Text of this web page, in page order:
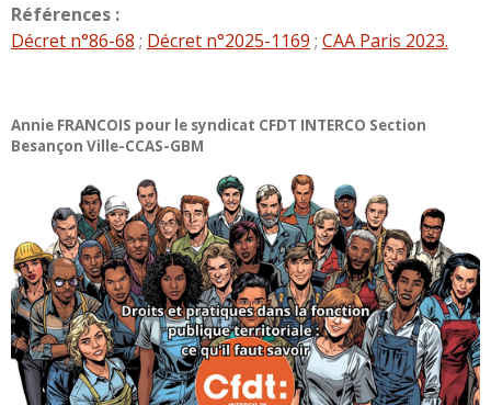
Références :
Décret n°86-68 ; Décret n°2025-1169 ; CAA Paris 2023.
Annie FRANCOIS pour le syndicat CFDT INTERCO Section
Besançon Ville-CCAS-GBM